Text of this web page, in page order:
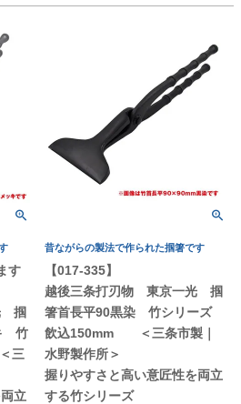
す
掴
竹
三
立
昔ながらの製法で作られた掴箸です
【017-335】
越後三条打刃物 東京一光 掴
箸首長平90黒染 竹シリーズ
飲込150mm ＜三条市製｜
水野製作所＞
握りやすさと高い意匠性を両立
する竹シリーズ